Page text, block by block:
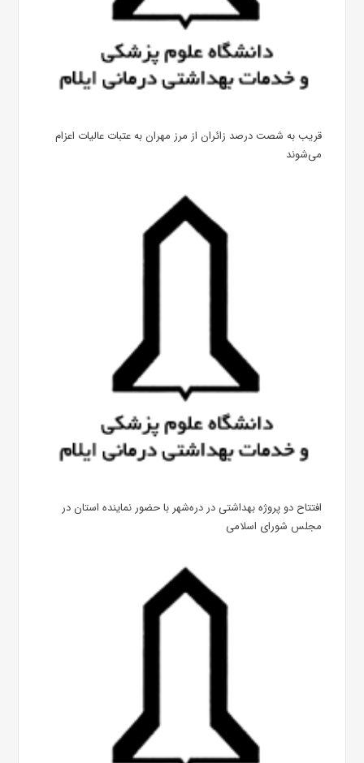
قریب به شصت درصد زائران از مرز مهران به عتبات عالیات اعزام
می‌شوند
افتتاح دو پروژه بهداشتی در دره‌شهر با حضور نماینده استان در
مجلس شورای اسلامی